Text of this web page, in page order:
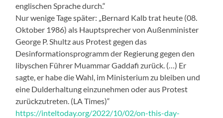
englischen Sprache durch.“
Nur wenige Tage später: „Bernard Kalb trat heute (08.
Oktober 1986) als Hauptsprecher von Außenminister
George P. Shultz aus Protest gegen das
Desinformationsprogramm der Regierung gegen den
libyschen Führer Muammar Gaddafi zurück. (…) Er
sagte, er habe die Wahl, im Ministerium zu bleiben und
eine Dulderhaltung einzunehmen oder aus Protest
zurückzutreten. (LA Times)“
https://inteltoday.org/2022/10/02/on-this-day-